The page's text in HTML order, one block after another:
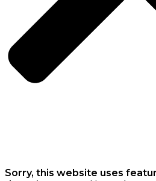
Sorry, this website uses